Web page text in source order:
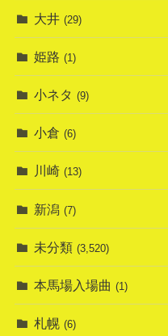
大井 (29)
姫路 (1)
小ネタ (9)
小倉 (6)
川崎 (13)
新潟 (7)
未分類 (3,520)
本馬場入場曲 (1)
札幌 (6)